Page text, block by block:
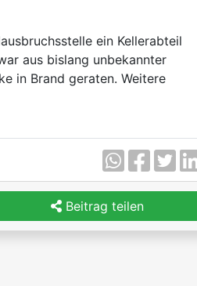
ein Kellerabteil
aus bislang unbekannter
in Brand geraten. Weitere
Beitrag teilen